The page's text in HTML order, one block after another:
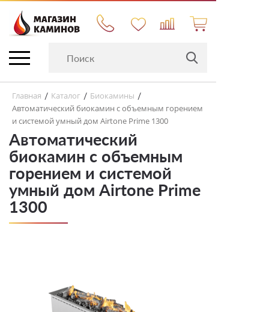
Главная / Каталог / Биокамины /
Автоматический биокамин с объемным горением
и системой умный дом Airtone Prime 1300
Автоматический
биокамин с объемным
горением и системой
умный дом Airtone Prime
1300